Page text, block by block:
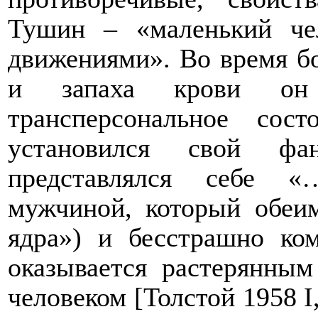
Тушин – «маленький
движениями». Во время
и запаха крови он
трансперсональное
установился свой
представлялся себе
мужчиной, который
ядра») и бесстрашно
оказывается
человеком [Толстой 1958 I